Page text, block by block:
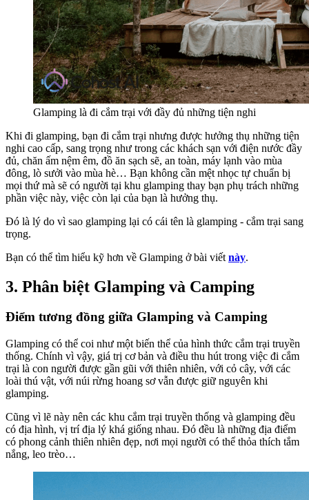
Glamping là đi cắm trại với đầy đủ những tiện nghi
Khi đi glamping, bạn đi cắm trại nhưng được hưởng thụ những tiện
nghi cao cấp, sang trọng như trong các khách sạn với điện nước đầy
đủ, chăn ấm nệm êm, đồ ăn sạch sẽ, an toàn, máy lạnh vào mùa
đông, lò sưởi vào mùa hè… Bạn không cần mệt nhọc tự chuẩn bị
mọi thứ mà sẽ có người tại khu glamping thay bạn phụ trách những
phần việc này, việc còn lại của bạn là hưởng thụ.
Đó là lý do vì sao glamping lại có cái tên là glamping - cắm trại sang
trọng.
Bạn có thể tìm hiểu kỹ hơn về Glamping ở bài viết này.
3. Phân biệt Glamping và Camping
Điểm tương đồng giữa Glamping và Camping
Glamping có thể coi như một biến thể của hình thức cắm trại truyền
thống. Chính vì vậy, giá trị cơ bản và điều thu hút trong việc đi cắm
trại là con người được gần gũi với thiên nhiên, với cỏ cây, với các
loài thú vật, với núi rừng hoang sơ vẫn được giữ nguyên khi
glamping.
Cũng vì lẽ này nên các khu cắm trại truyền thống và glamping đều
có địa hình, vị trí địa lý khá giống nhau. Đó đều là những địa điểm
có phong cảnh thiên nhiên đẹp, nơi mọi người có thể thỏa thích tắm
nắng, leo trèo…